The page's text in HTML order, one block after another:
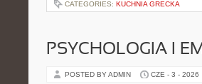
CATEGORIES: KUCHNIA GRECKA
PSYCHOLOGIA I
POSTED BY ADMIN CZE - 3 - 2026